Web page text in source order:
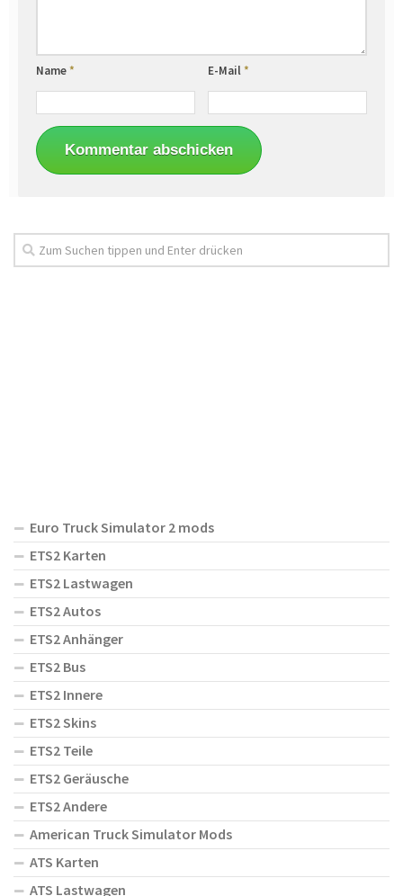
Name* E-Mail*
Euro Truck Simulator 2 mods
ETS2 Karten
ETS2 Lastwagen
ETS2 Autos
ETS2 Anhänger
ETS2 Bus
ETS2 Innere
ETS2 Skins
ETS2 Teile
ETS2 Geräusche
ETS2 Andere
American Truck Simulator Mods
ATS Karten
ATS Lastwagen